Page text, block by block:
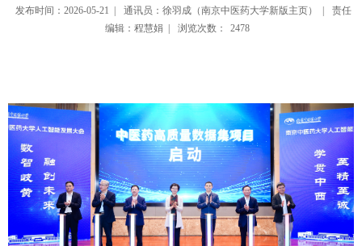
发布时间：2026-05-21 | 通讯员：徐羽成（南京中医药大学新版主页） |
责任
编辑：程慧娟 |
浏览次数： 2478